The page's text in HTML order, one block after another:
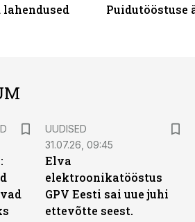
Puidutööstuse
UUDISED
31.07.26, 09:45
Elva
elektroonikatööstus
GPV Eesti sai uue juhi
ettevõtte seest.